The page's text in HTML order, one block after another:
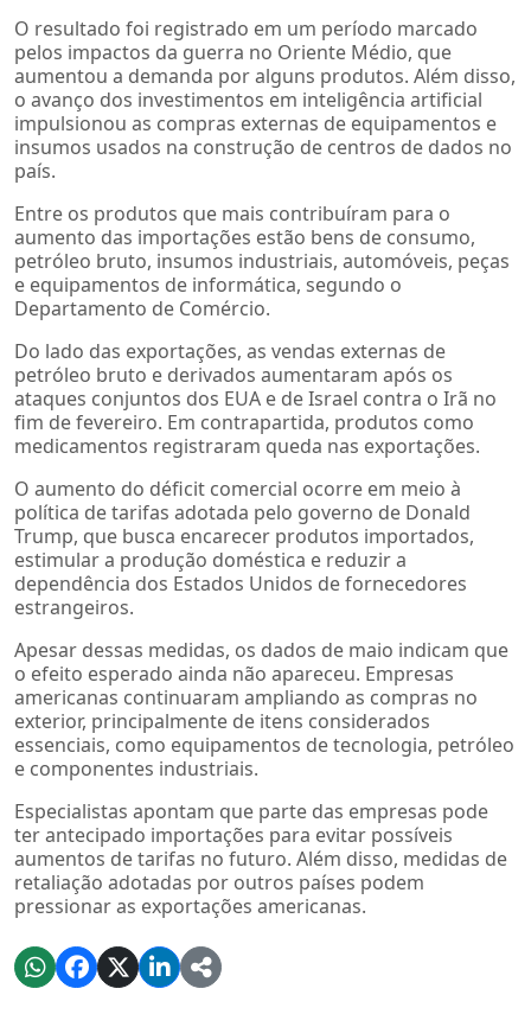
O resultado foi registrado em um período marcado
pelos impactos da guerra no Oriente Médio, que
aumentou a demanda por alguns produtos. Além disso,
o avanço dos investimentos em inteligência artificial
impulsionou as compras externas de equipamentos e
insumos usados na construção de centros de dados no
país.
Entre os produtos que mais contribuíram para o
aumento das importações estão bens de consumo,
petróleo bruto, insumos industriais, automóveis, peças
e equipamentos de informática, segundo o
Departamento de Comércio.
Do lado das exportações, as vendas externas de
petróleo bruto e derivados aumentaram após os
ataques conjuntos dos EUA e de Israel contra o Irã no
fim de fevereiro. Em contrapartida, produtos como
medicamentos registraram queda nas exportações.
O aumento do déficit comercial ocorre em meio à
política de tarifas adotada pelo governo de Donald
Trump, que busca encarecer produtos importados,
estimular a produção doméstica e reduzir a
dependência dos Estados Unidos de fornecedores
estrangeiros.
Apesar dessas medidas, os dados de maio indicam que
o efeito esperado ainda não apareceu. Empresas
americanas continuaram ampliando as compras no
exterior, principalmente de itens considerados
essenciais, como equipamentos de tecnologia, petróleo
e componentes industriais.
Especialistas apontam que parte das empresas pode
ter antecipado importações para evitar possíveis
aumentos de tarifas no futuro. Além disso, medidas de
retaliação adotadas por outros países podem
pressionar as exportações americanas.